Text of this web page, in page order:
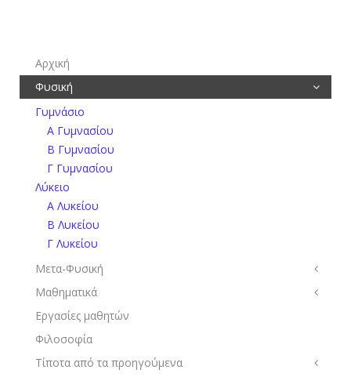
Αρχική
Φυσική
Γυμνάσιο
Α Γυμνασίου
Β Γυμνασίου
Γ Γυμνασίου
Λύκειο
Α Λυκείου
Β Λυκείου
Γ Λυκείου
Μετα-Φυσική
Μαθηματικά
Εργασίες μαθητών
Φιλοσοφία
Τίποτα από τα προηγούμενα